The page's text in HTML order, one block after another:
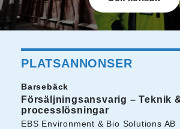
PLATSANNONSER
Barsebäck
Försäljningsansvarig – Teknik
processlösningar
EBS Environment & Bio Solutions AB